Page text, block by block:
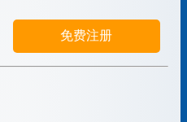
免费注册